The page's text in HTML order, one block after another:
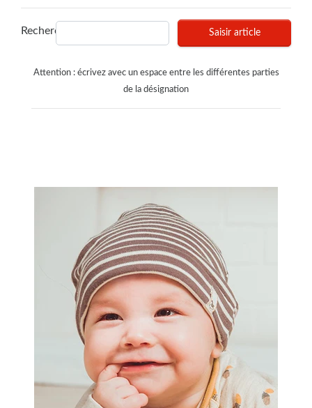
Recherches Saisir article
Attention : écrivez avec un espace entre les différentes parties
de la désignation